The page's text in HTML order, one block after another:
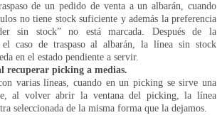
de un pedido de venta a un albarán, cuando
no tiene stock suficiente y además la preferencia
sin stock” no está marcada. Después de la
el caso de traspaso al albarán, la línea sin stock
en el estado pendiente a servir.
recuperar picking a medias.
varias líneas, cuando en un picking se sirve una
al volver abrir la ventana del picking, la línea
seleccionada de la misma forma que la dejamos.